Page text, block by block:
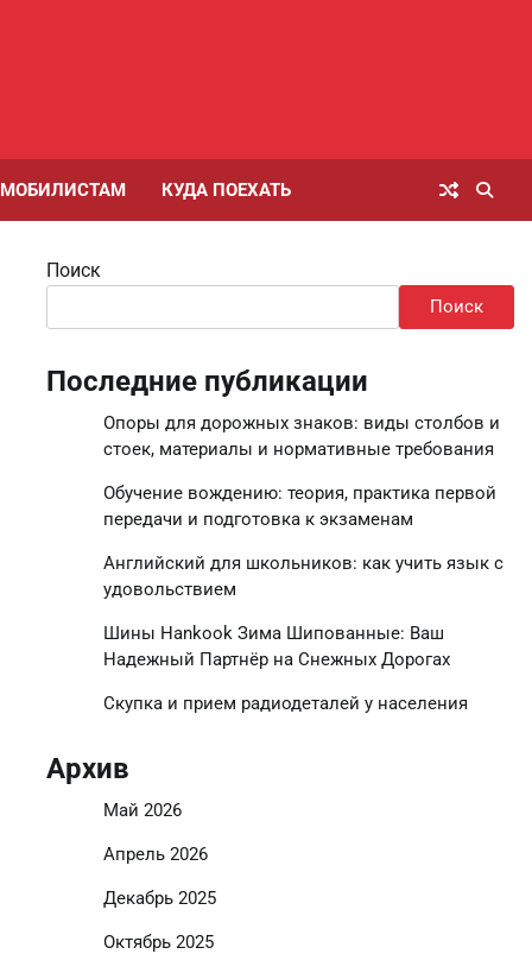
КУДА ПОЕХАТЬ
Поиск
Поиск
Последние публикации
Опоры для дорожных знаков: виды столбов и
стоек, материалы и нормативные требования
Обучение вождению: теория, практика первой
передачи и подготовка к экзаменам
Английский для школьников: как учить язык с
удовольствием
Шины Hankook Зима Шипованные: Ваш
Надежный Партнёр на Снежных Дорогах
Скупка и прием радиодеталей у населения
Архив
Май 2026
Апрель 2026
Декабрь 2025
Октябрь 2025